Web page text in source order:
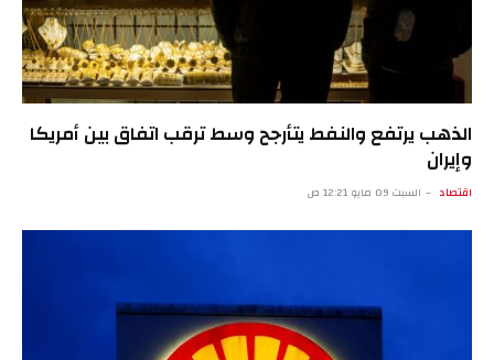
الذهب يرتفع والنفط يتأرجح وسط ترقب اتفاق بين أمريكا
وإيران
اقتصاد السبت 09 مايو 12:21 ص